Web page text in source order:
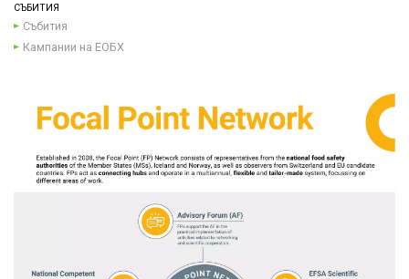
СЪБИТИЯ
Събития
Кампании на ЕОБХ